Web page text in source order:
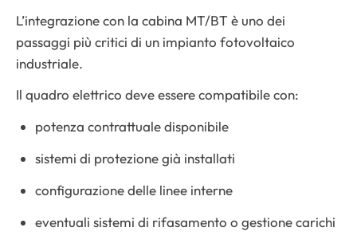
L’integrazione con la cabina MT/BT è uno dei
passaggi più critici di un impianto fotovoltaico
industriale.
Il quadro elettrico deve essere compatibile con:
potenza contrattuale disponibile
sistemi di protezione già installati
configurazione delle linee interne
eventuali sistemi di rifasamento o gestione carichi